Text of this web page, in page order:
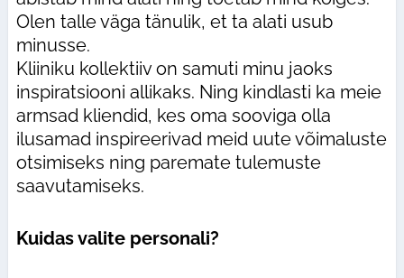
Olen talle väga tänulik, et ta alati usub
minusse.
Kliiniku kollektiiv on samuti minu jaoks
inspiratsiooni allikaks. Ning kindlasti ka meie
armsad kliendid, kes oma sooviga olla
ilusamad inspireerivad meid uute võimaluste
otsimiseks ning paremate tulemuste
saavutamiseks.
Kuidas valite personali?